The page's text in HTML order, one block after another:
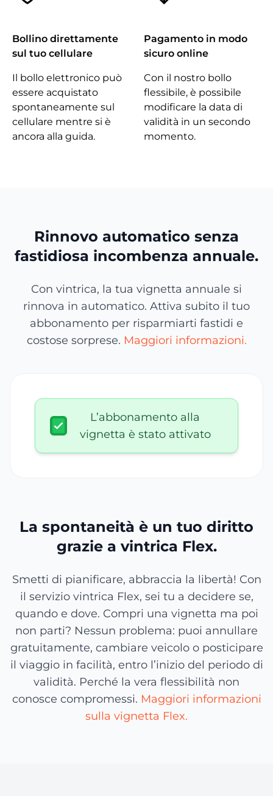
Bollino direttamente
sul tuo cellulare
Il bollo elettronico può
essere acquistato
spontaneamente sul
cellulare mentre si è
ancora alla guida.
Pagamento in modo
sicuro online
Con il nostro bollo
flessibile, è possibile
modificare la data di
validità in un secondo
momento.
Rinnovo automatico senza
fastidiosa incombenza annuale.
Con vintrica, la tua vignetta annuale si
rinnova in automatico. Attiva subito il tuo
abbonamento per risparmiarti fastidi e
costose sorprese. Maggiori informazioni.
L’abbonamento alla
vignetta è stato attivato
La spontaneità è un tuo diritto
grazie a vintrica Flex.
Smetti di pianificare, abbraccia la libertà! Con
il servizio vintrica Flex, sei tu a decidere se,
quando e dove. Compri una vignetta ma poi
non parti? Nessun problema: puoi annullare
gratuitamente, cambiare veicolo o posticipare
il viaggio in facilità, entro l’inizio del periodo di
validità. Perché la vera flessibilità non
conosce compromessi. Maggiori informazioni
sulla vignetta Flex.